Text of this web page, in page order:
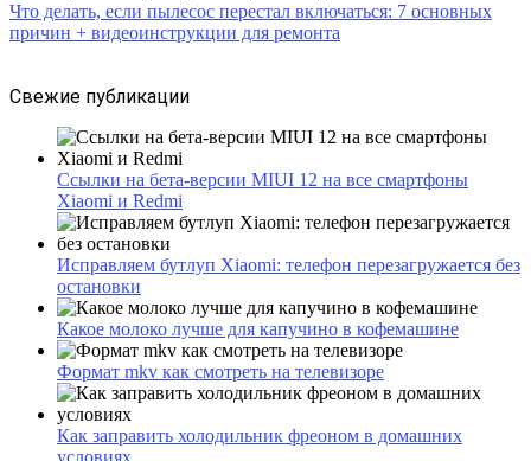
Что делать, если пылесос перестал включаться: 7 основных
причин + видеоинструкции для ремонта
Свежие публикации
Ссылки на бета-версии MIUI 12 на все смартфоны
Xiaomi и Redmi
Исправляем бутлуп Xiaomi: телефон перезагружается без
остановки
Какое молоко лучше для капучино в кофемашине
Формат mkv как смотреть на телевизоре
Как заправить холодильник фреоном в домашних